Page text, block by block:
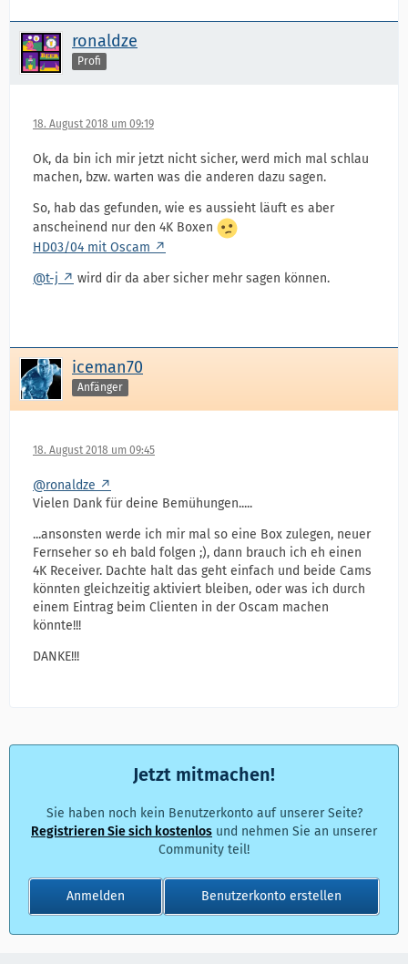
ronaldze
Profi
18. August 2018 um 09:19
Ok, da bin ich mir jetzt nicht sicher, werd mich mal schlau
machen, bzw. warten was die anderen dazu sagen.
So, hab das gefunden, wie es aussieht läuft es aber
anscheinend nur den 4K Boxen
HD03/04 mit Oscam
@t-j
wird dir da aber sicher mehr sagen können.
iceman70
Anfänger
18. August 2018 um 09:45
@ronaldze
Vielen Dank für deine Bemühungen.....
...ansonsten werde ich mir mal so eine Box zulegen, neuer
Fernseher so eh bald folgen ;), dann brauch ich eh einen
4K Receiver. Dachte halt das geht einfach und beide Cams
könnten gleichzeitig aktiviert bleiben, oder was ich durch
einem Eintrag beim Clienten in der Oscam machen
könnte!!!
DANKE!!!
Jetzt mitmachen!
Sie haben noch kein Benutzerkonto auf unserer Seite?
Registrieren Sie sich kostenlos und nehmen Sie an unserer
Community teil!
Benutzerkonto erstellen
Anmelden